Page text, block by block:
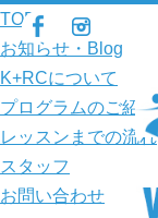
TOP
お知らせ・Blog
K+RCについて
プログラムのご紹介
レッスンまでの流れ
スタッフ
お問い合わせ